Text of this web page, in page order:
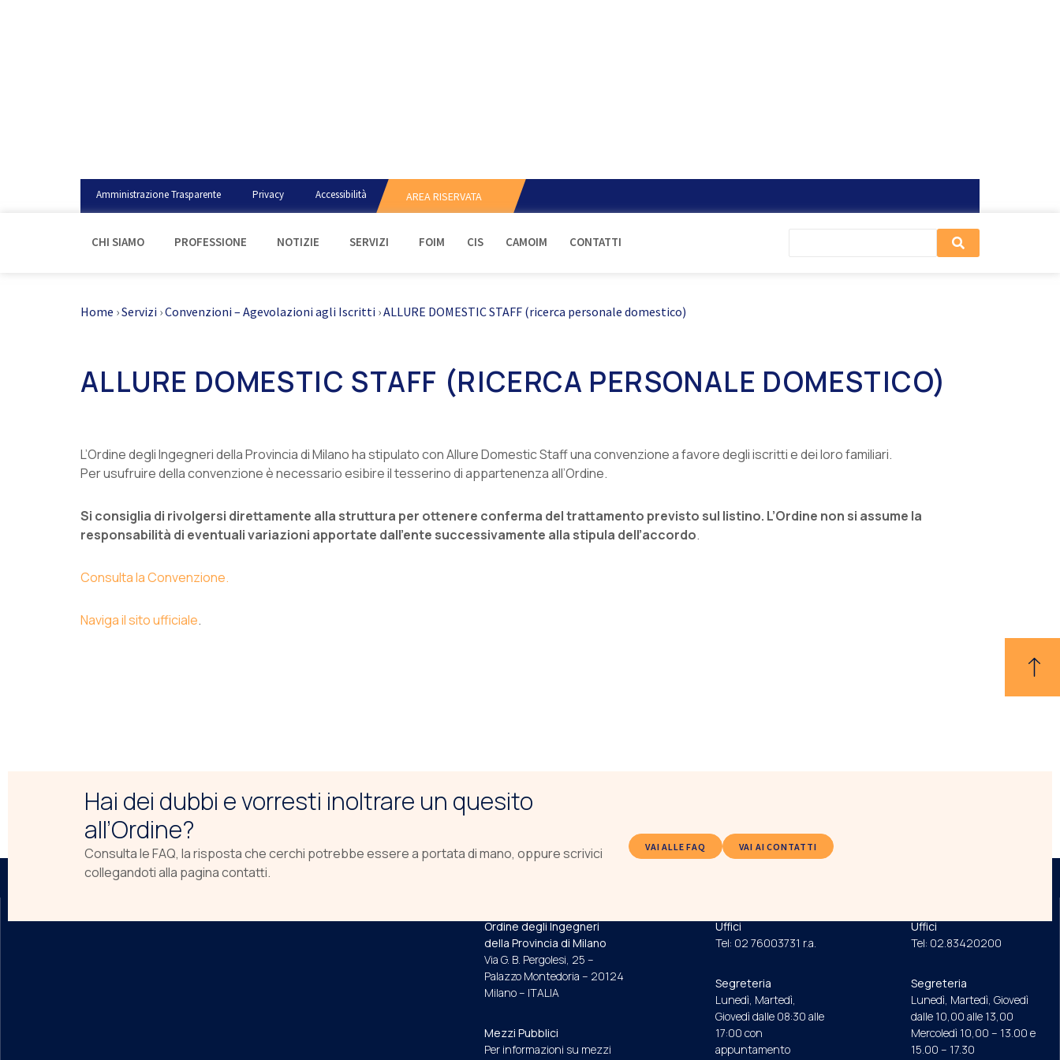
Amministrazione Trasparente Privacy Accessibilità AREA RISERVATA
CHI SIAMO PROFESSIONE NOTIZIE SERVIZI FOIM CIS CAMOIM CONTATTI
Home ›Servizi ›Convenzioni – Agevolazioni agli Iscritti ›ALLURE DOMESTIC STAFF (ricerca personale domestico)
ALLURE DOMESTIC STAFF (RICERCA PERSONALE DOMESTICO)
L’Ordine degli Ingegneri della Provincia di Milano ha stipulato con Allure Domestic Staff una convenzione a favore degli iscritti e dei loro familiari.
Per usufruire della convenzione è necessario esibire il tesserino di appartenenza all’Ordine.
Si consiglia di rivolgersi direttamente alla struttura per ottenere conferma del trattamento previsto sul listino. L’Ordine non si assume la
responsabilità di eventuali variazioni apportate dall’ente successivamente alla stipula dell’accordo.
Consulta la Convenzione.
Naviga il sito ufficiale.
Hai dei dubbi e vorresti inoltrare un quesito
all’Ordine?
Consulta le FAQ, la risposta che cerchi potrebbe essere a portata di mano, oppure scrivici
collegandoti alla pagina contatti.
VAI ALLE FAQ VAI AI CONTATTI
Ordine degli Ingegneri
della Provincia di Milano
Via G. B. Pergolesi, 25 –
Palazzo Montedoria – 20124
Milano – ITALIA
Mezzi Pubblici
Per informazioni su mezzi
Uffici
Tel: 02 76003731 r.a.
Segreteria
Lunedì, Martedì,
Giovedì dalle 08:30 alle
17:00 con
appuntamento
Uffici
Tel: 02.83420200
Segreteria
Lunedì, Martedì, Giovedì
dalle 10,00 alle 13,00
Mercoledì 10,00 – 13.00 e
15.00 – 17.30